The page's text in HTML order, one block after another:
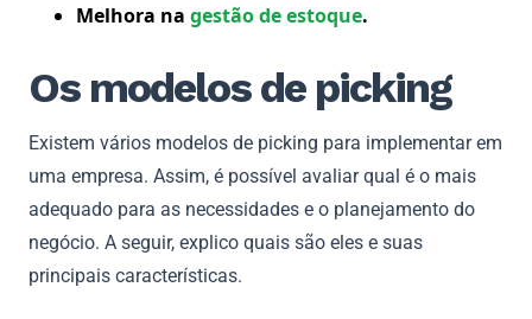
Melhora na gestão de estoque.
Os modelos de picking
Existem vários modelos de picking para implementar em
uma empresa. Assim, é possível avaliar qual é o mais
adequado para as necessidades e o planejamento do
negócio. A seguir, explico quais são eles e suas
principais características.